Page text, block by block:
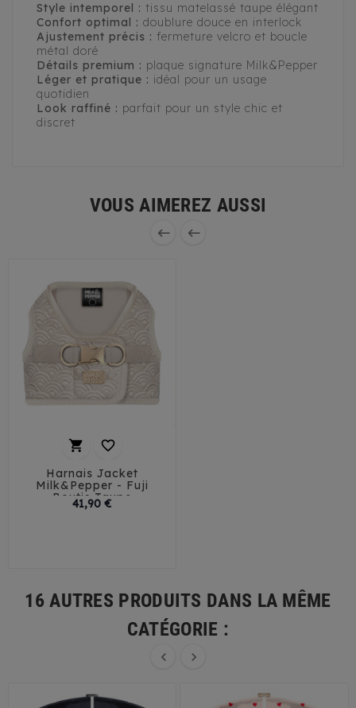
Style intemporel : tissu matelassé taupe élégant
Confort optimal : doublure douce en interlock
Ajustement précis : fermeture velcro et boucle
métal doré
Détails premium : plaque signature Milk&Pepper
Léger et pratique : idéal pour un usage
quotidien
Look raffiné : parfait pour un style chic et
discret
VOUS AIMEREZ AUSSI
 
 
Harnais Jacket
Milk&Pepper - Fuji
Boutis Taupe
41,90 €Prix
16 AUTRES PRODUITS DANS LA MÊME
CATÉGORIE :
 